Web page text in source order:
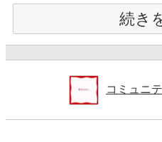
続き
コミュニ